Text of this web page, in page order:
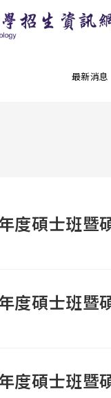
最新消息
度碩士班暨
度碩士班暨
度碩士班暨